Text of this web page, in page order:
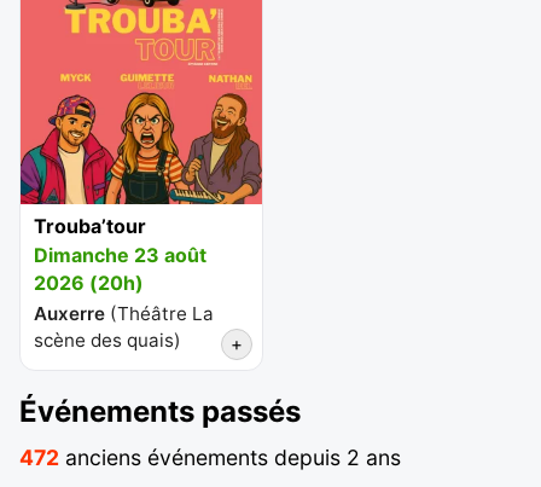
Trouba’tour
Dimanche 23 août
2026 (20h)
Auxerre (Théâtre La
scène des quais) +
Événements passés
472 anciens événements depuis 2 ans